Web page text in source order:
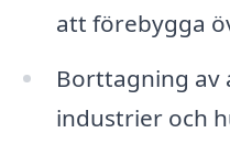
att förebygga
Borttagning av
industrier och